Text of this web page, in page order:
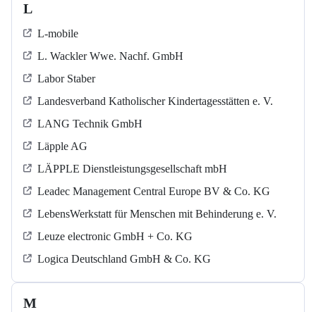
L
L-mobile
L. Wackler Wwe. Nachf. GmbH
Labor Staber
Landesverband Katholischer Kindertagesstätten e. V.
LANG Technik GmbH
Läpple AG
LÄPPLE Dienstleistungsgesellschaft mbH
Leadec Management Central Europe BV & Co. KG
LebensWerkstatt für Menschen mit Behinderung e. V.
Leuze electronic GmbH + Co. KG
Logica Deutschland GmbH & Co. KG
M